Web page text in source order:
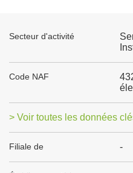
Secteur d'activité
Code NAF
> Voir toutes les données
Filiale de -